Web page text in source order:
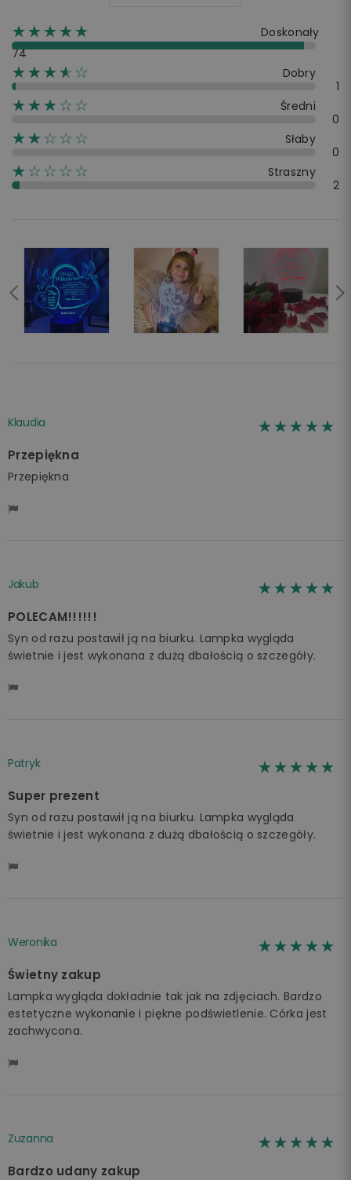
☆☆☆☆☆
★★★★★
Doskonały
74
☆☆☆☆☆
★★★★
Dobry
1
☆☆☆☆☆
★★★
Średni
0
☆☆☆☆☆
★★
Słaby
0
☆☆☆☆☆
★
Straszny
2
Klaudia ☆☆☆☆☆
★★★★★
Przepiękna
Przepiękna
Jakub ☆☆☆☆☆
★★★★★
POLECAM!!!!!!
Syn od razu postawił ją na biurku. Lampka wygląda
świetnie i jest wykonana z dużą dbałością o szczegóły.
Patryk ☆☆☆☆☆
★★★★★
Super prezent
Syn od razu postawił ją na biurku. Lampka wygląda
świetnie i jest wykonana z dużą dbałością o szczegóły.
Weronika ☆☆☆☆☆
★★★★★
Świetny zakup
Lampka wygląda dokładnie tak jak na zdjęciach. Bardzo
estetyczne wykonanie i piękne podświetlenie. Córka jest
zachwycona.
Zuzanna ☆☆☆☆☆
★★★★★
Bardzo udany zakup